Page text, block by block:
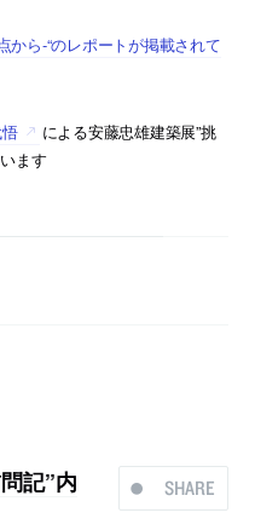
から-“のレポートが掲載されて
による安藤忠雄建築展”挑
ます
SHARE
記”内